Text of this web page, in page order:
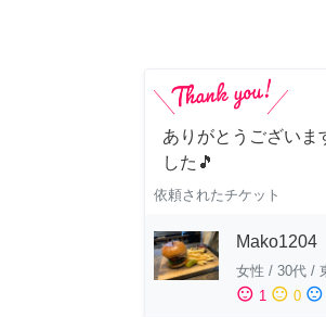
ありがとうございま
した🎵
依頼されたチケット
Mako1204
女性 / 30代 /
sentiment_satisfied 1 sentiment_neutral 0 sentiment_dissatisfied